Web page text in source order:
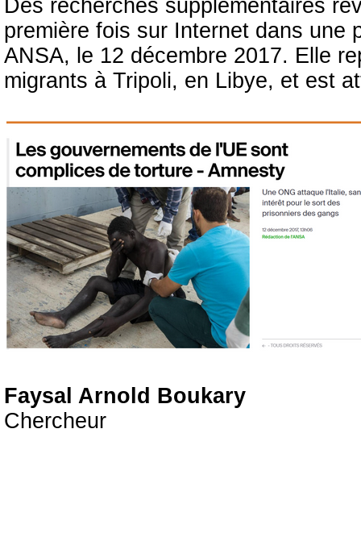
Des recherches supplémentaires
première fois sur Internet dans une
ANSA, le 12 décembre 2017. Elle
migrants à Tripoli, en Libye, et est
Faysal Arnold Boukary
Chercheur